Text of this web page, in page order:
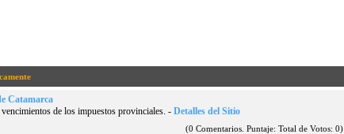
Catamarca
de los impuestos provinciales. - Detalles del Sitio
(0 Comentarios. Puntaje: Total de Votos: 0)